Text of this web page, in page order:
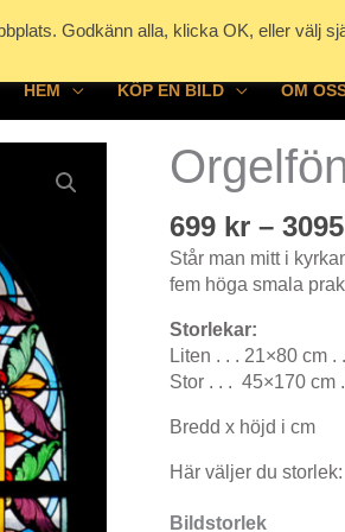
HEM KÖP EN BILD OM
699 kr – 3095
Står man mitt i
fem höga smala
Storlekar:
Liten . . . 21×80 cm .
Stor . . . 45×170 cm
Bredd x höjd i cm
Här väljer du storlek:
Bildstorlek
Godkänn alla, klicka OK, eller välj